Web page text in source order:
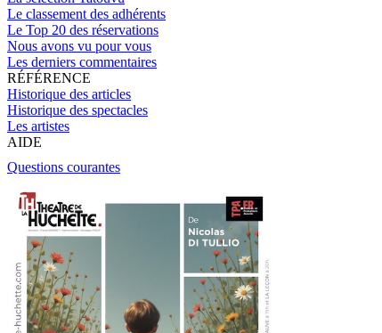
Le classement des adhérents
Le Top 20 des réservations
Nous avons vu pour vous
Les derniers commentaires
RÉFÉRENCE
Historique des articles
Historique des spectacles
Les artistes
AIDE
Questions courantes